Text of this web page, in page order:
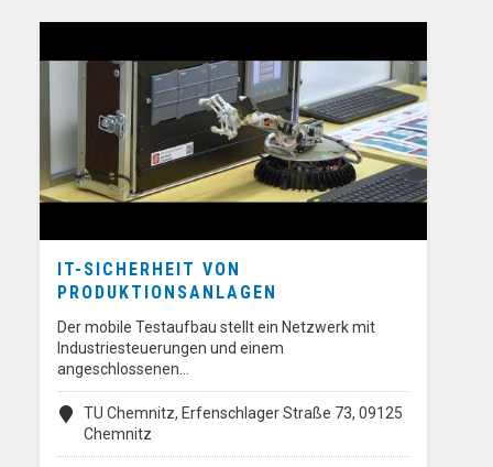
IT-SICHERHEIT VON
PRODUKTIONSANLAGEN
Der mobile Testaufbau stellt ein Netzwerk mit
Industriesteuerungen und einem
angeschlossenen…
TU Chemnitz, Erfenschlager Straße 73, 09125
Chemnitz